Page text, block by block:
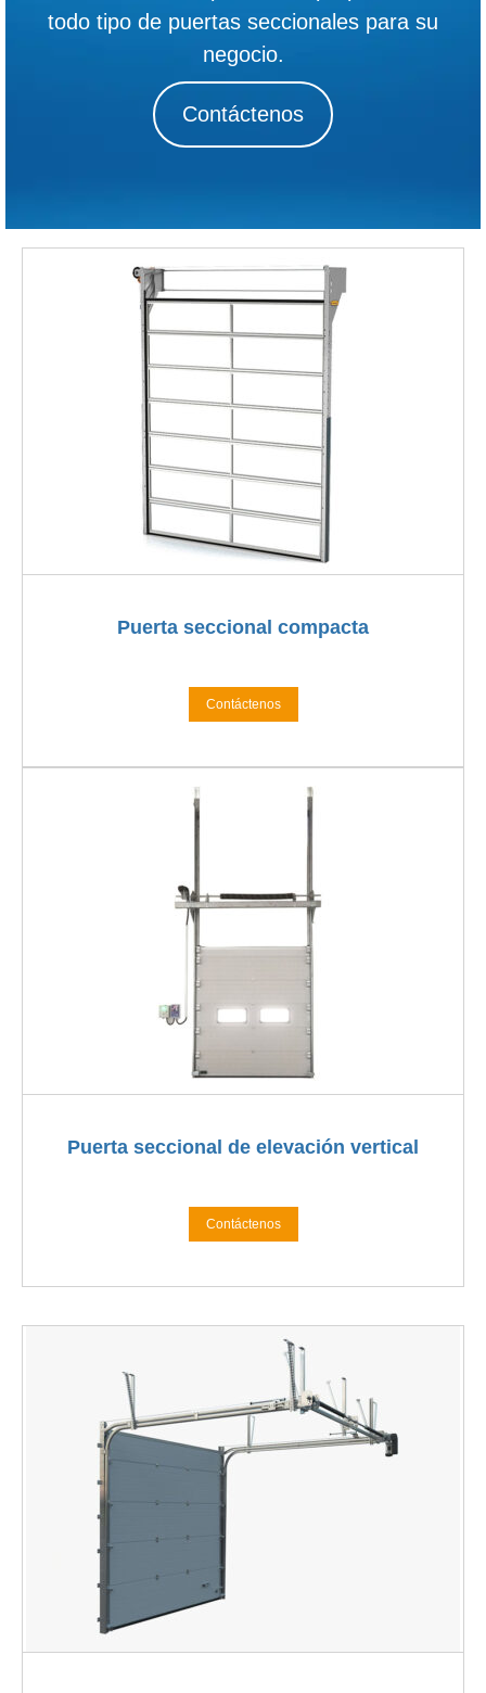
todo tipo de puertas seccionales para su
negocio.
Contáctenos
Puerta seccional compacta
Contáctenos
Puerta seccional de elevación vertical
Contáctenos